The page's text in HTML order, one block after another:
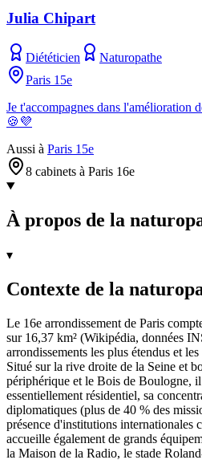
Julia Chipart
Diététicien
Naturopathe
Paris 15e
Je t'accompagnes dans l'amélioration
🍪💜
Aussi à Paris 15e
8 cabinets à Paris 16e
À propos de la
▾
Contexte de la
Le 16e arrondissement de Paris
sur 16,37 km² (Wikipédia, données
arrondissements les plus étendus et
Situé sur la rive droite de la Seine et
périphérique et le Bois de Boulogne,
essentiellement résidentiel, sa
diplomatiques (plus de 40 % des
présence d'institutions internationales
accueille également de grands
la Maison de la Radio, le stade